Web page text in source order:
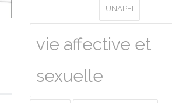
UNAPEI
vie affective et
sexuelle